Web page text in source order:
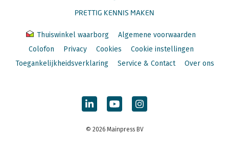
PRETTIG KENNIS MAKEN
Thuiswinkel waarborg
Algemene voorwaarden
Colofon
Privacy Cookies
Cookie instellingen
Toegankelijkheidsverklaring
Service & Contact Over ons
© 2026 Mainpress BV